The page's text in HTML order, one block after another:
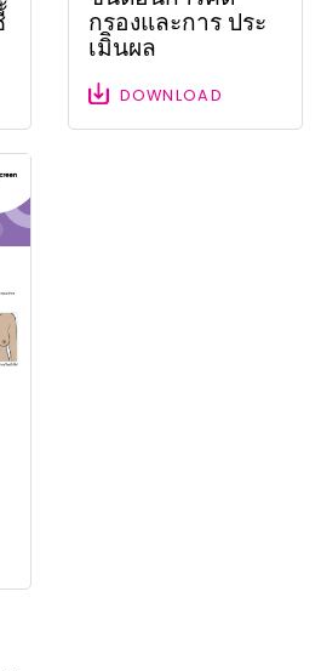
กรองและการ ประ
เมิินผล
DOWNLOAD